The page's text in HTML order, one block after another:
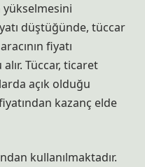
yükselmesini
düştüğünde, tüccar
fiyatı
Tüccar, ticaret
açık olduğu
kazanç elde
kullanılmaktadır.